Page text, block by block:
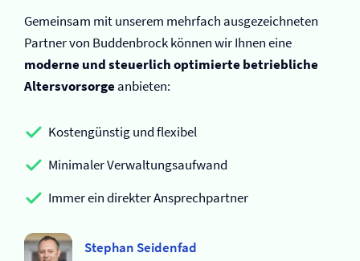
Gemeinsam mit unserem mehrfach ausgezeichneten
Partner von Buddenbrock können wir Ihnen eine
moderne und steuerlich optimierte betriebliche
Altersvorsorgeanbieten:
Kostengünstig und flexibel
Minimaler Verwaltungsaufwand
Immer ein direkter Ansprechpartner
Stephan Seidenfad